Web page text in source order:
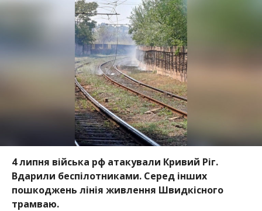
4 липня війська рф атакували Кривий Ріг.
Вдарили беспілотниками. Серед інших
пошкоджень лінія живлення Швидкісного
трамваю.